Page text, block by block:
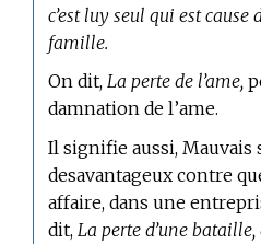
c’est luy seul qui est cause
famille.
On dit,La perte de l’ame,
damnation de l’ame.
Il signifie aussi, Mauvais
desavantageux contre
affaire, dans une
dit, La perte d’une bataille,